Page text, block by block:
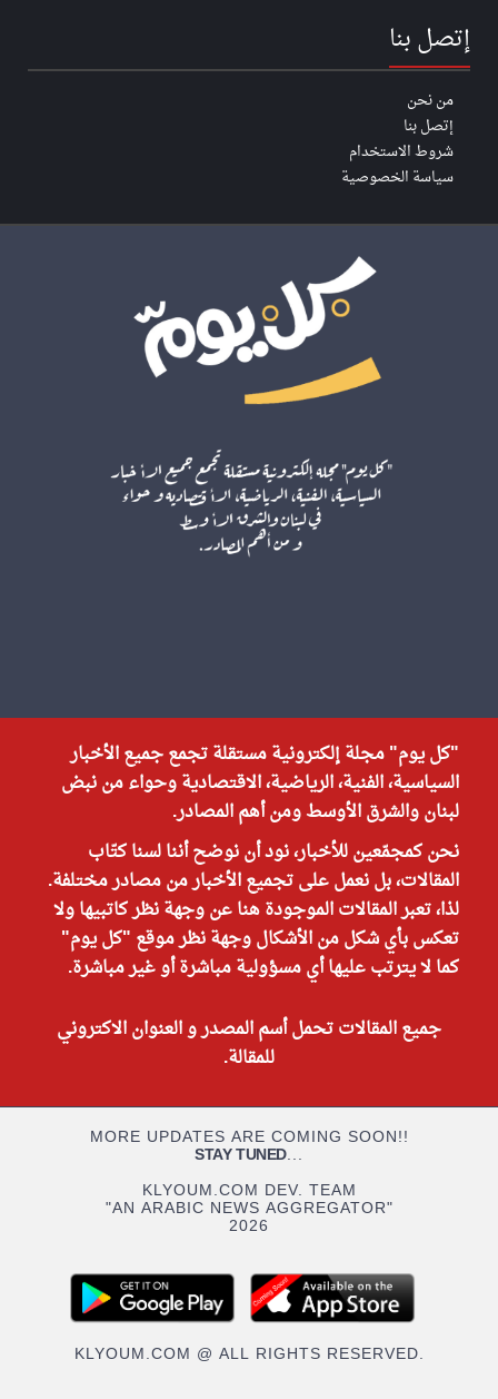
إتصل بنا
من نحن
إتصل بنا
شروط الاستخدام
سياسة الخصوصية
"كل يوم" مجلة إلكترونية مستقلة تجمع جميع الأخبار
السياسية، الفنية، الرياضية، الاقتصادية وحواء من نبض
لبنان والشرق الأوسط ومن أهم المصادر.
نحن كمجمّعين للأخبار، نود أن نوضح أننا لسنا كتّاب
المقالات، بل نعمل على تجميع الأخبار من مصادر مختلفة.
لذا، تعبر المقالات الموجودة هنا عن وجهة نظر كاتبيها ولا
تعكس بأي شكل من الأشكال وجهة نظر موقع "كل يوم"
كما لا يترتب عليها أي مسؤولية مباشرة أو غير مباشرة.
جميع المقالات تحمل أسم المصدر و العنوان الاكتروني
للمقالة.
MORE UPDATES ARE COMING SOON!!
STAY TUNED...
KLYOUM.COM DEV. TEAM
"AN ARABIC NEWS AGGREGATOR"
2026
KLYOUM.COM @ ALL RIGHTS RESERVED.